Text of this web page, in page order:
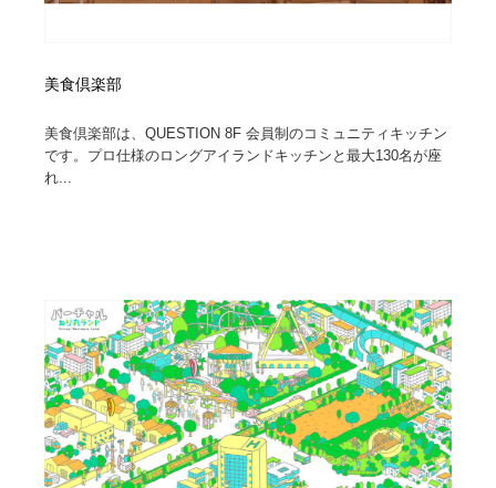
美食倶楽部
美食倶楽部は、QUESTION 8F 会員制のコミュニティキッチン
です。プロ仕様のロングアイランドキッチンと最大130名が座
れ...